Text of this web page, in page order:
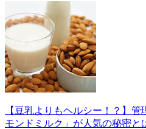
【豆乳よりもヘルシー！？】
モンドミルク」が人気の秘密と